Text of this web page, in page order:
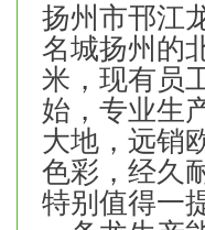
扬州市邗江
名城扬州的
米，现有员
始，专业生
大地，远销
色彩，经久
特别值得一